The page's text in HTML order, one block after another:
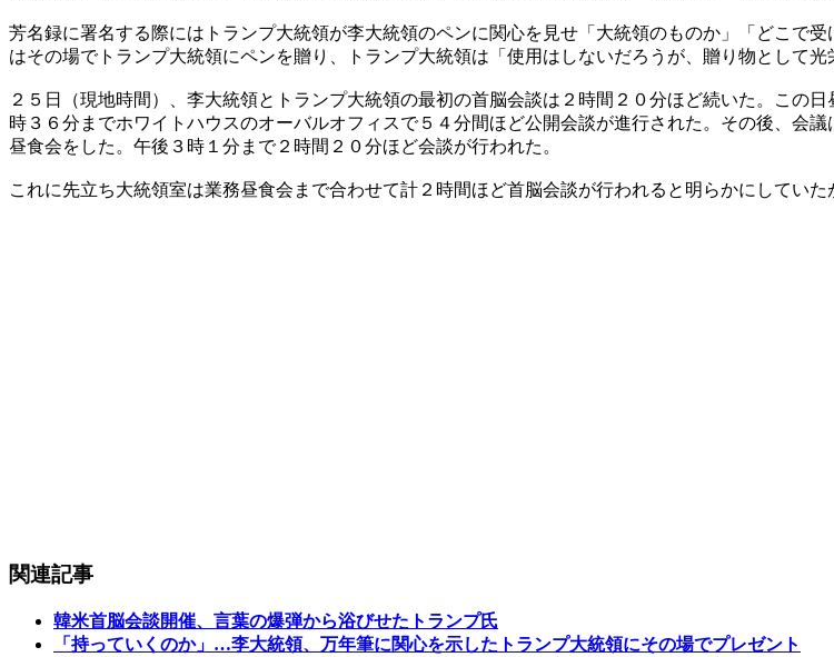
芳名録に署名する際にはトランプ大統領が李大統領のペンに関心を見せ「大統領のものか」「どこで
はその場でトランプ大統領にペンを贈り、トランプ大統領は「使用はしないだろうが、贈り物として光
２５日（現地時間）、李大統領とトランプ大統領の最初の首脳会談は２時間２０分ほど続いた。この
時３６分までホワイトハウスのオーバルオフィスで５４分間ほど公開会談が進行された。その後、会
昼食会をした。午後３時１分まで２時間２０分ほど会談が行われた。
これに先立ち大統領室は業務昼食会まで合わせて計２時間ほど首脳会談が行われると明らかにしていた
関連記事
韓米首脳会談開催、言葉の爆弾から浴びせたトランプ氏
「持っていくのか」…李大統領、万年筆に関心を示したトランプ大統領にその場でプレゼント